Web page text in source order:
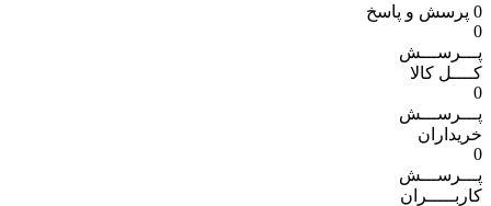
0 پرسش و پاسخ
0
پـــرســـش
کــــل کالا
0
پـــرســـش
خریداران
0
پـــرســـش
کاربـــــران